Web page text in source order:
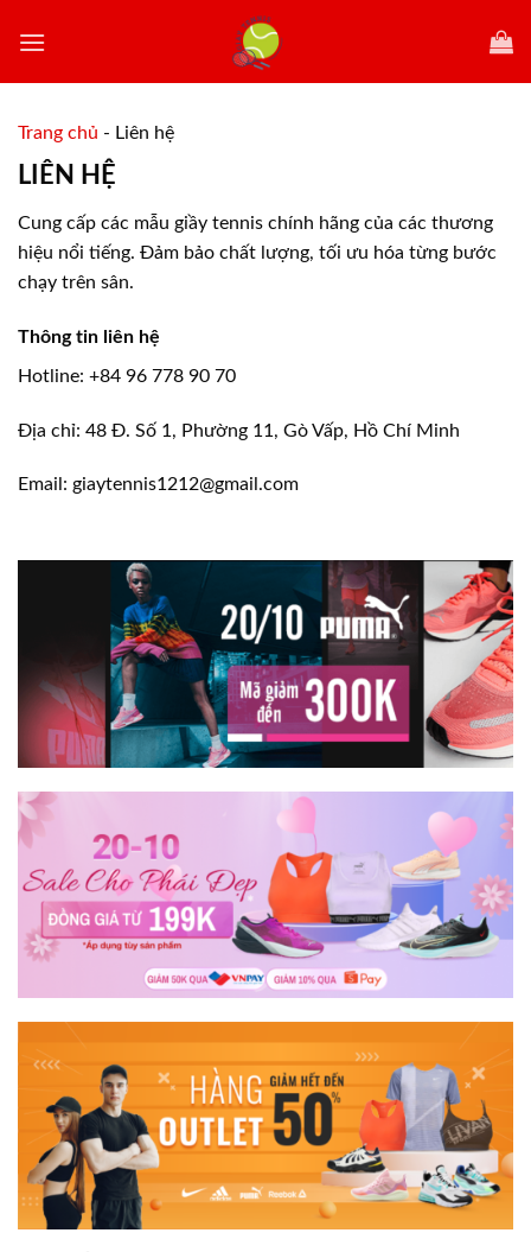
Trang chủ - Liên hệ
LIÊN HỆ
Cung cấp các mẫu giầy tennis chính hãng của các thương
hiệu nổi tiếng. Đảm bảo chất lượng, tối ưu hóa từng bước
chạy trên sân.
Thông tin liên hệ
Hotline: +84 96 778 90 70
Địa chỉ: 48 Đ. Số 1, Phường 11, Gò Vấp, Hồ Chí Minh
Email: giaytennis1212@gmail.com